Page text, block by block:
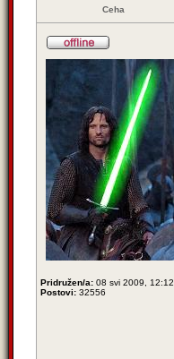
Ceha
Pridružen/a: 08 svi 2009, 12:12
Postovi: 32556